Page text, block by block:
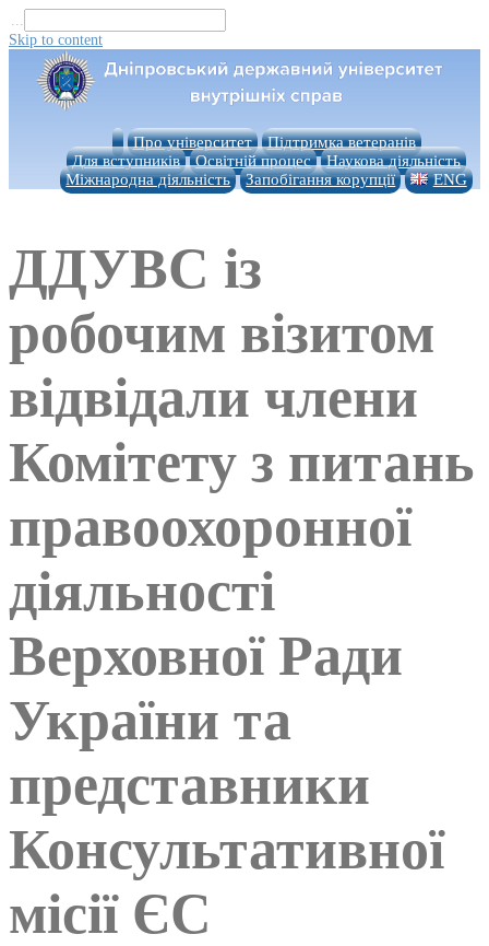
...
Skip to content
Про університет
Підтримка ветеранів
Для вступників
Освітній процес
Наукова діяльність
Міжнародна діяльність
Запобігання корупції ENG
ДДУВС із
робочим візитом
відвідали члени
Комітету з питань
правоохоронної
діяльності
Верховної Ради
України та
представники
Консультативної
місії ЄС